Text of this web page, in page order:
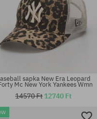
sapka New Era Leopard
Mc New York Yankees Wmn
14570 Ft 12740 Ft